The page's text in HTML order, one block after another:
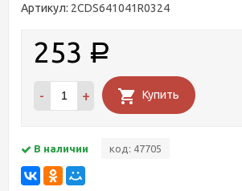
Артикул: 2CDS641041R0324
253 Р
- + Купить
В наличии код: 47705